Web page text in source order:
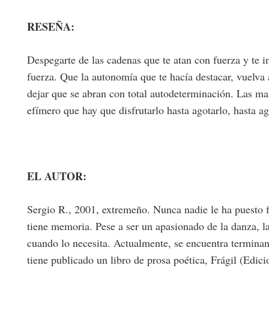
RESEÑA:
Despegarte de las cadenas que te atan con fuerza y
fuerza. Que la autonomía que te hacía destacar,
dejar que se abran con total autodeterminación. Las
efímero que hay que disfrutarlo hasta agotarlo, hasta
EL AUTOR:
Sergio R., 2001, extremeño. Nunca nadie le ha
tiene memoria. Pese a ser un apasionado de la
cuando lo necesita. Actualmente, se encuentra
tiene publicado un libro de prosa poética, Frágil